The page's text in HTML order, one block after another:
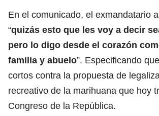
En el comunicado, el exmandatario
“quizás esto que les voy a decir
pero lo digo desde el corazón
familia y abuelo”. Especificando
cortos contra la propuesta de
recreativo de la marihuana que hoy
Congreso de la República.